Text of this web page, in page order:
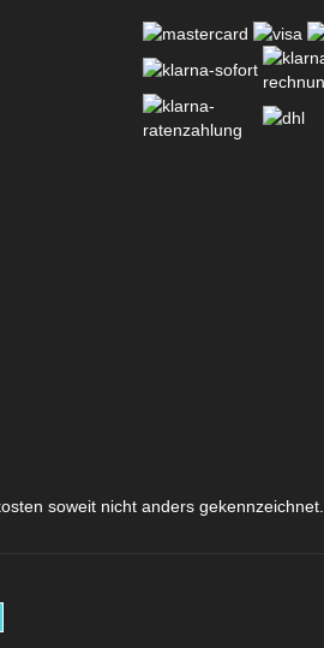
soweit nicht anders gekennzeichnet.